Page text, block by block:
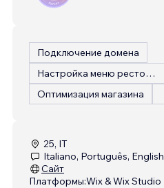
Подключение домена
Настройка меню ресторана
Оптимизация магазина
25, IT
Italiano, Português, English
Сайт
Платформы:Wix & Wix Studio